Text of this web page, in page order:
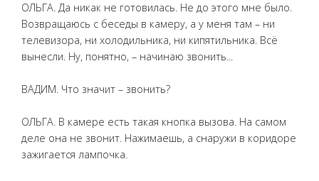
ОЛЬГА. Да никак не готовилась. Не до этого мне было.
Возвращаюсь с беседы в камеру, а у меня там – ни
телевизора, ни холодильника, ни кипятильника. Всё
вынесли. Ну, понятно, – начинаю звонить...
ВАДИМ. Что значит – звонить?
ОЛЬГА. В камере есть такая кнопка вызова. На самом
деле она не звонит. Нажимаешь, а снаружи в коридоре
зажигается лампочка.